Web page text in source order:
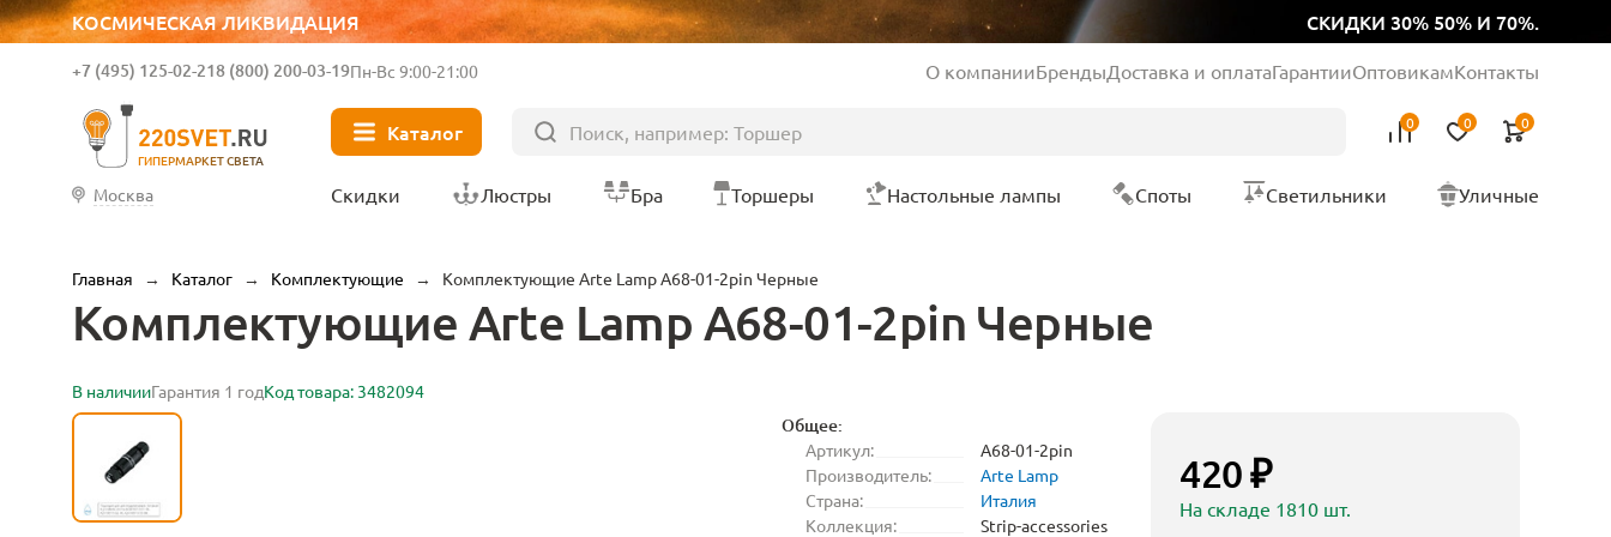
КОСМИЧЕСКАЯ ЛИКВИДАЦИЯ СКИДКИ 30% 50% И 70%.
ГИПЕРМАРКЕТ СВЕТА
+7 (495) 125-02-218 (800) 200-03-19Пн-Вс 9:00-21:00 О компанииБрендыДоставка и оплатаГарантииОптовикамКонтакты
Каталог 0 0 0
Москва Скидки Люстры Бра Торшеры Настольные лампы Споты Светильники Уличные
Главная → Каталог → Комплектующие → Комплектующие Arte Lamp A68-01-2pin Черные
Комплектующие Arte Lamp A68-01-2pin Черные
В наличииГарантия 1 годКод товара: 3482094
Общее:
Артикул:
A68-01-2pin
Производитель:
Arte Lamp
Страна:
Италия
Коллекция:
Strip-accessories
420 ₽
На складе 1810 шт.